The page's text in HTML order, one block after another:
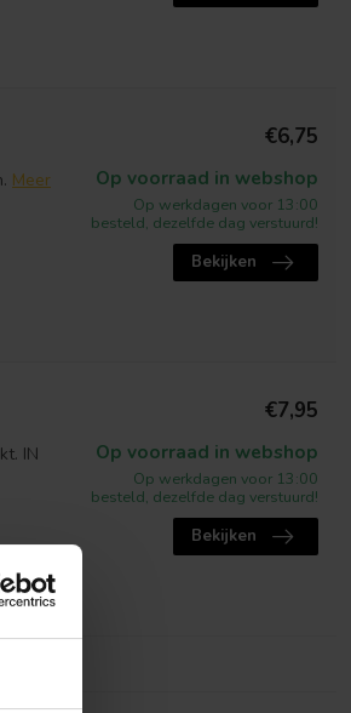
Meer
€6,75
Op voorraad in webshop
Op werkdagen voor 13:00
besteld, dezelfde dag verstuurd!
Bekijken
IN
€7,95
Op voorraad in webshop
Op werkdagen voor 13:00
besteld, dezelfde dag verstuurd!
Bekijken